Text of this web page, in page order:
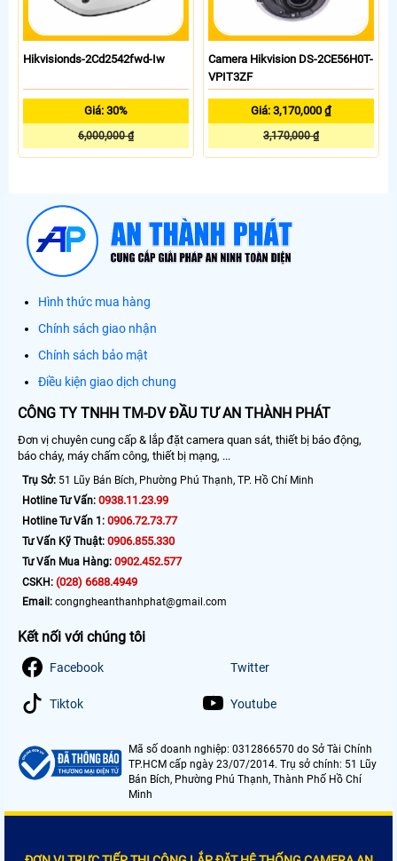
Hikvisionds-2Cd2542fwd-Iw
Giá: 30%
6,000,000 ₫
Camera Hikvision DS-2CE56H0T-
VPIT3ZF
Giá: 3,170,000 ₫
3,170,000 ₫
Hình thức mua hàng
Chính sách giao nhận
Chính sách bảo mật
Điều kiện giao dịch chung
CÔNG TY TNHH TM-DV ĐẦU TƯ AN THÀNH PHÁT
Đơn vị chuyên cung cấp & lắp đặt camera quan sát, thiết bị báo động,
báo cháy, máy chấm công, thiết bị mạng, ...
Trụ Sở: 51 Lũy Bán Bích, Phường Phú Thạnh, TP. Hồ Chí Minh
Hotline Tư Vấn: 0938.11.23.99
Hotline Tư Vấn 1: 0906.72.73.77
Tư Vấn Kỹ Thuật: 0906.855.330
Tư Vấn Mua Hàng: 0902.452.577
CSKH: (028) 6688.4949
Email: congngheanthanhphat@gmail.com
Kết nối với chúng tôi
Facebook Twitter
Tiktok Youtube
Mã số doanh nghiệp: 0312866570 do Sở Tài Chính
TP.HCM cấp ngày 23/07/2014. Trụ sở chính: 51 Lũy
Bán Bích, Phường Phú Thạnh, Thành Phố Hồ Chí
Minh